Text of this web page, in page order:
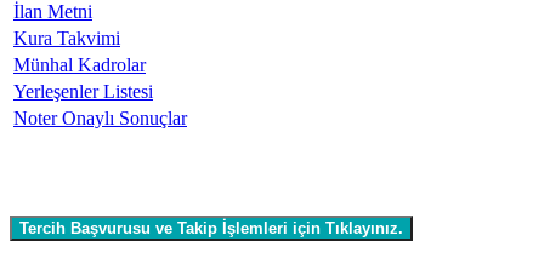
İlan Metni
Kura Takvimi
Münhal Kadrolar
Yerleşenler Listesi
Noter Onaylı Sonuçlar